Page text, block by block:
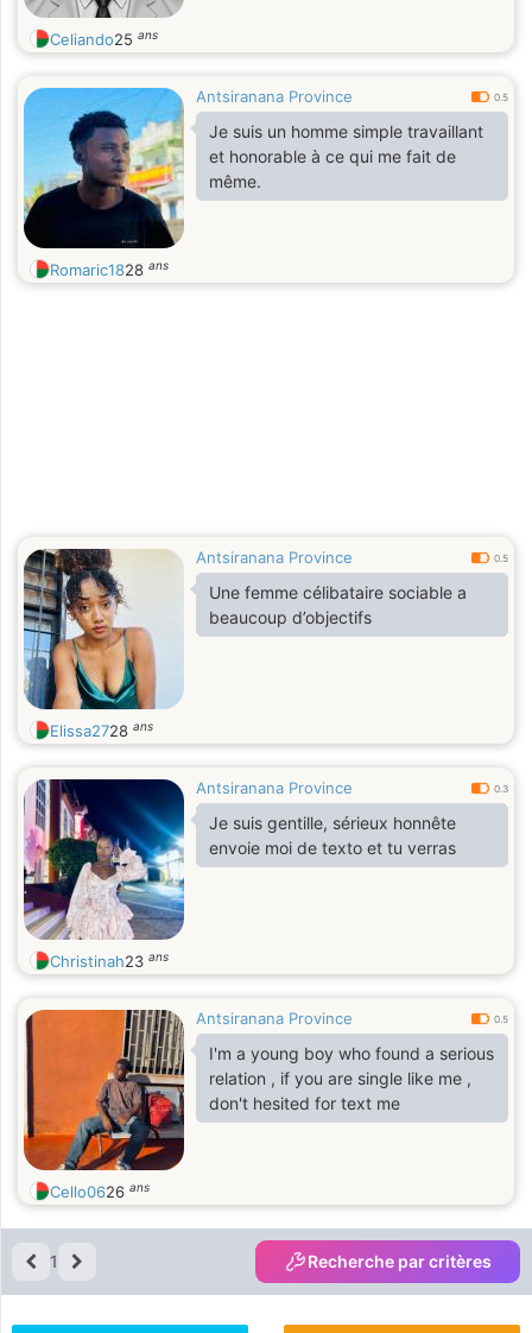
Celiando25 ans
Antsiranana Province 0.5
Je suis un homme simple travaillant
et honorable à ce qui me fait de
même.
Romaric1828 ans
Antsiranana Province 0.5
Une femme célibataire sociable a
beaucoup d’objectifs
Elissa2728 ans
Antsiranana Province 0.3
Je suis gentille, sérieux honnête
envoie moi de texto et tu verras
Christinah23 ans
Antsiranana Province 0.5
I'm a young boy who found a serious
relation , if you are single like me ,
don't hesited for text me
Cello0626 ans
1 Recherche par critères